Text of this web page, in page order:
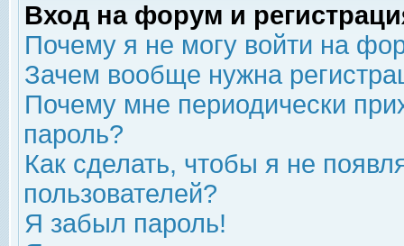
Вход на форум и
Почему я не могу войти на
Зачем вообще нужна
Почему мне периодически
пароль?
Как сделать, чтобы я не
пользователей?
Я забыл пароль!